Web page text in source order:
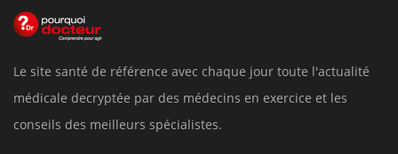
Le site santé de référence avec chaque jour toute l'actualité
médicale decryptée par des médecins en exercice et les
conseils des meilleurs spécialistes.